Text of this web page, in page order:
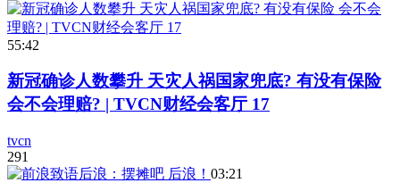
55:42
新冠确诊人数攀升 天灾人祸国家兜底? 有没有保险
会不会理赔? | TVCN财经会客厅 17
tvcn
291
03:21